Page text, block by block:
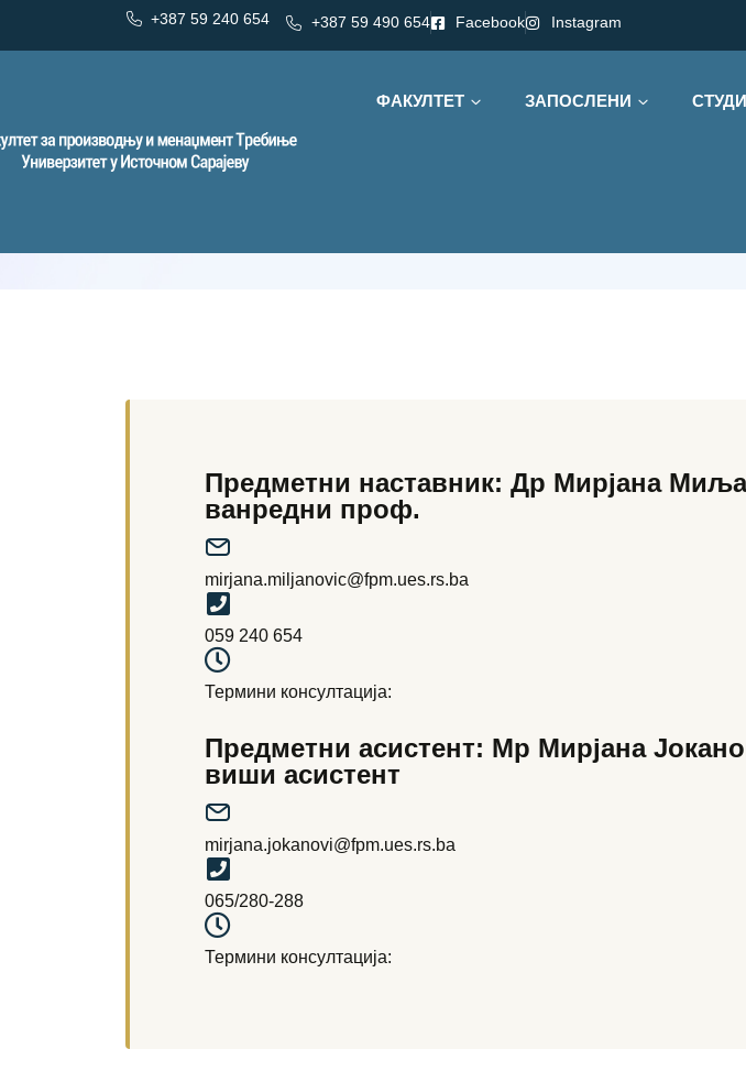
+387 59 240 654 +387 59 490 654 Facebook Instagram
ФАКУЛТЕТ ЗАПОСЛЕНИ
Категорија:Менаџмент / Основи маркетинга
Менаџмент / Основи
Предметни наставник: Др Мирјана
ванредни проф.
mirjana.miljanovic@fpm.ues.rs.ba
059 240 654
Термини консултација:
Предметни асистент: Мр Мирјана
виши асистент
mirjana.jokanovi@fpm.ues.rs.ba
065/280-288
Термини консултација: